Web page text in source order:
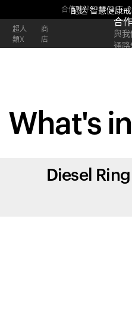
配送 智慧健康
全新 Ultrahuman 體
配送 智慧健康
超人
類X
商
店
合作夥伴
合
與我
通路
What's in
Diesel